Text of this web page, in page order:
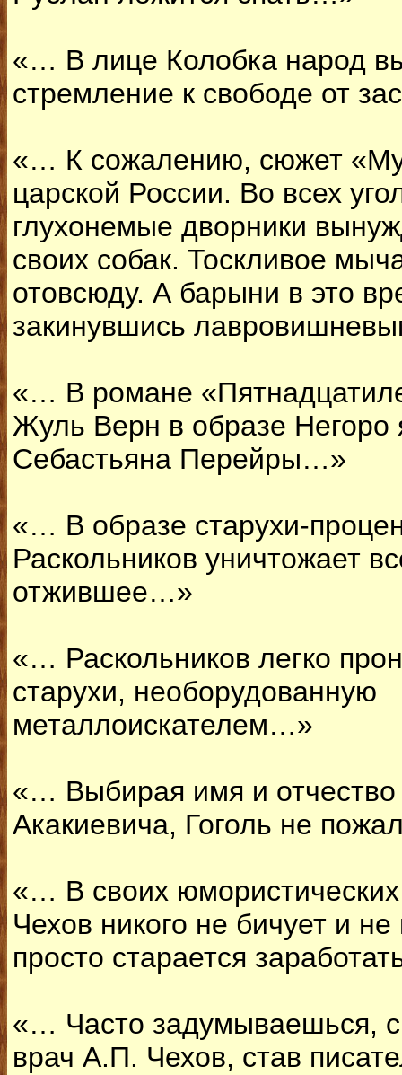
«… В лице Колобка народ
стремление к свободе от
«… К сожалению, сюжет
царской России. Во всех
глухонемые дворники
своих собак. Тоскливое
отовсюду. А барыни в это
закинувшись
«… В романе
Жуль Верн в образе Негоро
Себастьяна Перейры…»
«… В образе старухи-
Раскольников уничтожает
отжившее…»
«… Раскольников легко
старухи, необорудованную
металлоискателем…»
«… Выбирая имя и отчество
Акакиевича, Гоголь не
«… В своих юмористических
Чехов никого не бичует и
просто старается
«… Часто задумываешься,
врач А.П. Чехов, став